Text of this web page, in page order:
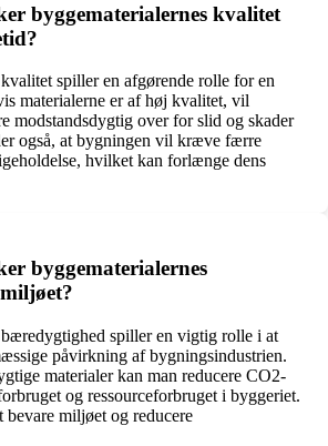
byggematerialernes kvalitet
spiller en afgørende rolle for en
materialerne er af høj kvalitet, vil
modstandsdygtig over for slid og skader
også, at bygningen vil kræve færre
hvilket kan forlænge dens
byggematerialernes
spiller en vigtig rolle i at
påvirkning af bygningsindustrien.
materialer kan man reducere CO2-
og ressourceforbruget i byggeriet.
miljøet og reducere